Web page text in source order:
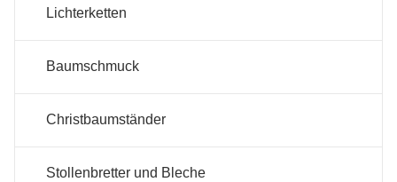
Lichterketten
Baumschmuck
Christbaumständer
Stollenbretter und Bleche